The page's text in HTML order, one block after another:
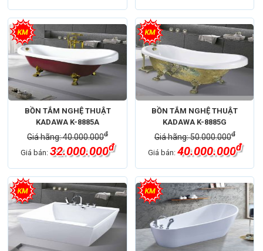
BỒN TẮM NGHỆ THUẬT
KADAWA K-8885A
Giá hãng: 40.000.000đ
Giá bán:32.000.000đ
BỒN TẮM NGHỆ THUẬT
KADAWA K-8885G
Giá hãng: 50.000.000đ
Giá bán: 40.000.000đ